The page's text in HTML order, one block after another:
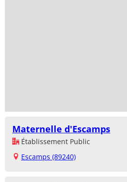
Maternelle d'Escamps
Établissement Public
Escamps (89240)